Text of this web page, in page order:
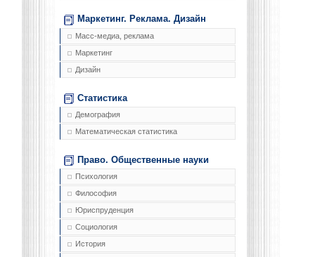
Маркетинг. Реклама. Дизайн
Масс-медиа, реклама
Маркетинг
Дизайн
Статистика
Демография
Математическая статистика
Право. Общественные науки
Психология
Философия
Юриспруденция
Социология
История